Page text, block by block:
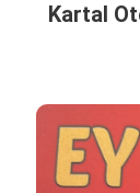
Kartal